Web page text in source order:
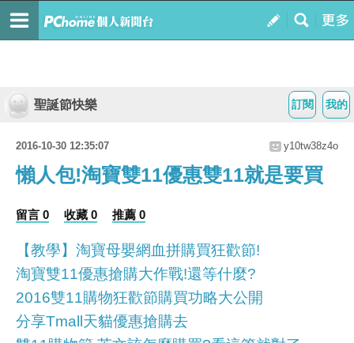
我的
訂閱
聖誕節快樂
2016-10-30 12:35:07 y10tw38z4o
懶人包!淘寶雙11優惠雙11就是要買
留言 0 收藏 0 推薦 0
【教學】淘寶母嬰網血拼購買狂歡節!
淘寶雙11優惠搶購大作戰!還等什麼?
2016雙11購物狂歡節購買功略大公開
分享Tmall天貓優惠搶購去